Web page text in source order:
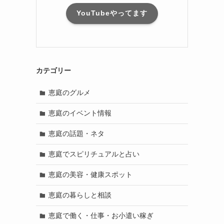
YouTubeやってます
カテゴリー
恵庭のグルメ
恵庭のイベント情報
恵庭の話題・ネタ
恵庭でスピリチュアルと占い
恵庭の美容・健康スポット
恵庭の暮らしと相談
恵庭で働く・仕事・お小遣い稼ぎ